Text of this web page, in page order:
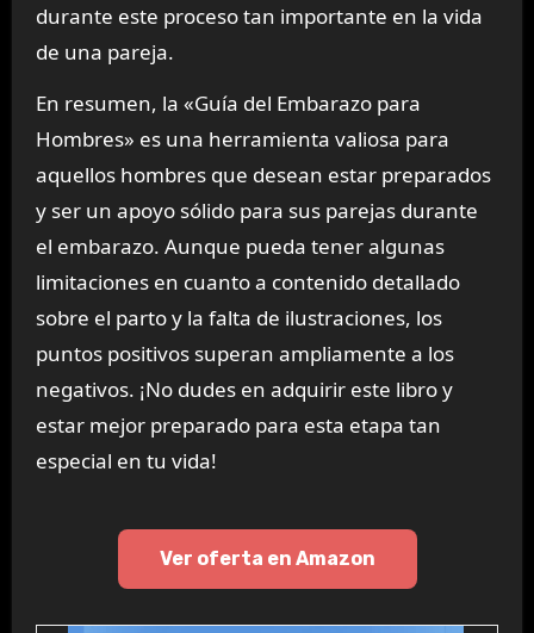
durante este proceso tan importante en la vida
de una pareja.
En resumen, la «Guía del Embarazo para
Hombres» es una herramienta valiosa para
aquellos hombres que desean estar preparados
y ser un apoyo sólido para sus parejas durante
el embarazo. Aunque pueda tener algunas
limitaciones en cuanto a contenido detallado
sobre el parto y la falta de ilustraciones, los
puntos positivos superan ampliamente a los
negativos. ¡No dudes en adquirir este libro y
estar mejor preparado para esta etapa tan
especial en tu vida!
Ver oferta en Amazon